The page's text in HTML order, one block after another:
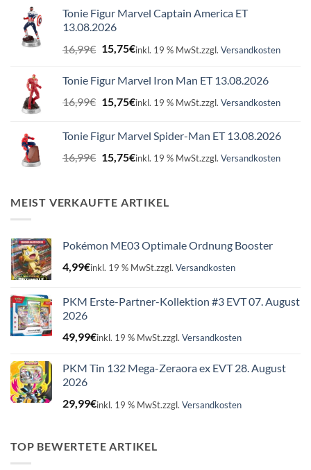
Tonie Figur Marvel Captain America ET
13.08.2026
16,99€ Ursprünglicher
16,99€
15,75€Aktueller
15,75€.
inkl. 19 % MwSt.zzgl. Versandkosten
Tonie Figur Marvel Iron Man ET 13.08.2026
16,99€ Ursprünglicher
Preis
16,99€
15,75€Aktueller
15,75€.
inkl. 19 % MwSt.zzgl. Versandkosten
Tonie Figur Marvel Spider-Man ET 13.08.2026
16,99€ Ursprünglicher
Preis
16,99€
15,75€Aktueller
15,75€.
inkl. 19 % MwSt.zzgl. Versandkosten
MEIST VERKAUFTE ARTIKEL
Pokémon ME03 Optimale Ordnung Booster
4,99€inkl. 19 % MwSt.zzgl. Versandkosten
PKM Erste-Partner-Kollektion #3 EVT 07. August
2026
49,99€inkl. 19 % MwSt.zzgl. Versandkosten
PKM Tin 132 Mega-Zeraora ex EVT 28. August
2026
29,99€inkl. 19 % MwSt.zzgl. Versandkosten
TOP BEWERTETE ARTIKEL